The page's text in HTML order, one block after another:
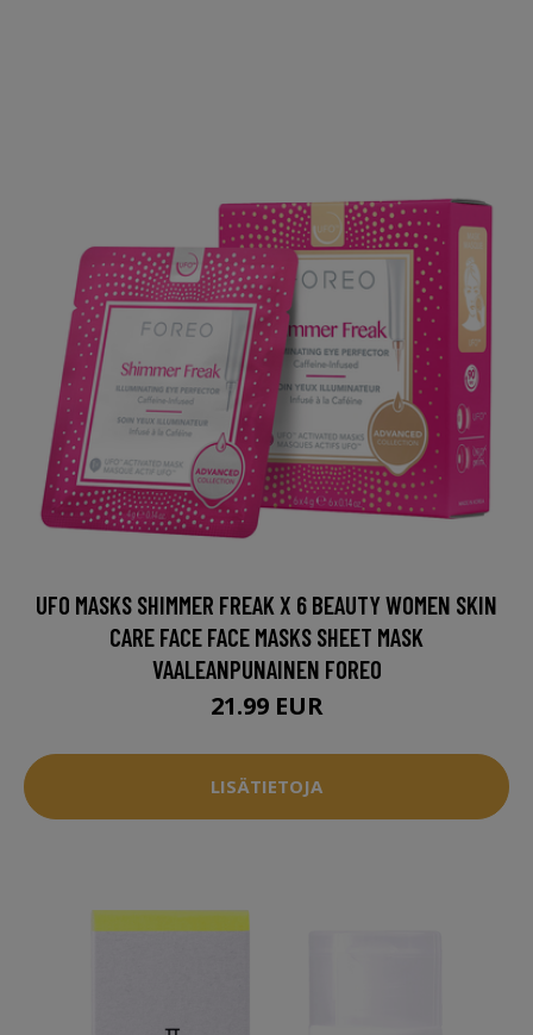
UFO MASKS SHIMMER FREAK X 6 BEAUTY WOMEN SKIN
CARE FACE FACE MASKS SHEET MASK
VAALEANPUNAINEN FOREO
21.99 EUR
LISÄTIETOJA